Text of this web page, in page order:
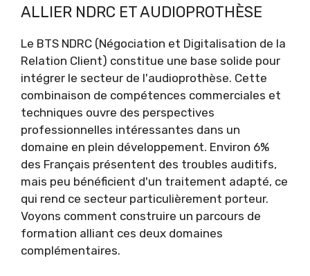
ALLIER NDRC ET AUDIOPROTHÈSE
Le BTS NDRC (Négociation et Digitalisation de la
Relation Client) constitue une base solide pour
intégrer le secteur de l'audioprothèse. Cette
combinaison de compétences commerciales et
techniques ouvre des perspectives
professionnelles intéressantes dans un
domaine en plein développement. Environ 6%
des Français présentent des troubles auditifs,
mais peu bénéficient d'un traitement adapté, ce
qui rend ce secteur particulièrement porteur.
Voyons comment construire un parcours de
formation alliant ces deux domaines
complémentaires.